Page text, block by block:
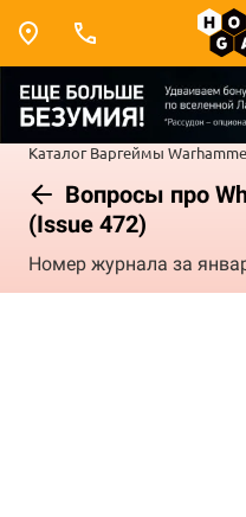
Каталог Варгеймы
Вопросы про
(Issue 472)
Номер журнала за